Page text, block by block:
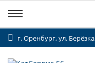
г. Оренбург, ул.